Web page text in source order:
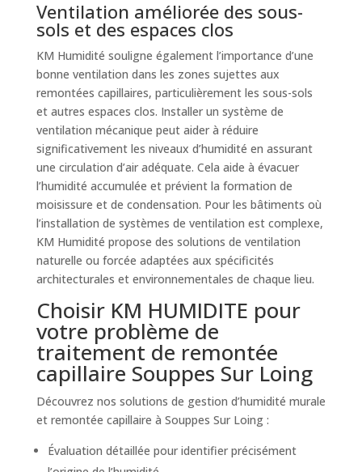
Ventilation améliorée des sous-
sols et des espaces clos
KM Humidité souligne également l’importance d’une
bonne ventilation dans les zones sujettes aux
remontées capillaires, particulièrement les sous-sols
et autres espaces clos. Installer un système de
ventilation mécanique peut aider à réduire
significativement les niveaux d’humidité en assurant
une circulation d’air adéquate. Cela aide à évacuer
l’humidité accumulée et prévient la formation de
moisissure et de condensation. Pour les bâtiments où
l’installation de systèmes de ventilation est complexe,
KM Humidité propose des solutions de ventilation
naturelle ou forcée adaptées aux spécificités
architecturales et environnementales de chaque lieu.
Choisir KM HUMIDITE pour
votre problème de
traitement de remontée
capillaire Souppes Sur Loing
Découvrez nos solutions de gestion d’humidité murale
et remontée capillaire à Souppes Sur Loing :
Évaluation détaillée pour identifier précisément